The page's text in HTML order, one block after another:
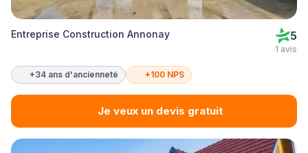
Entreprise Construction Annonay 5
1 avis
+34 ans d'ancienneté +100 NPS
Je veux un devis gratuit